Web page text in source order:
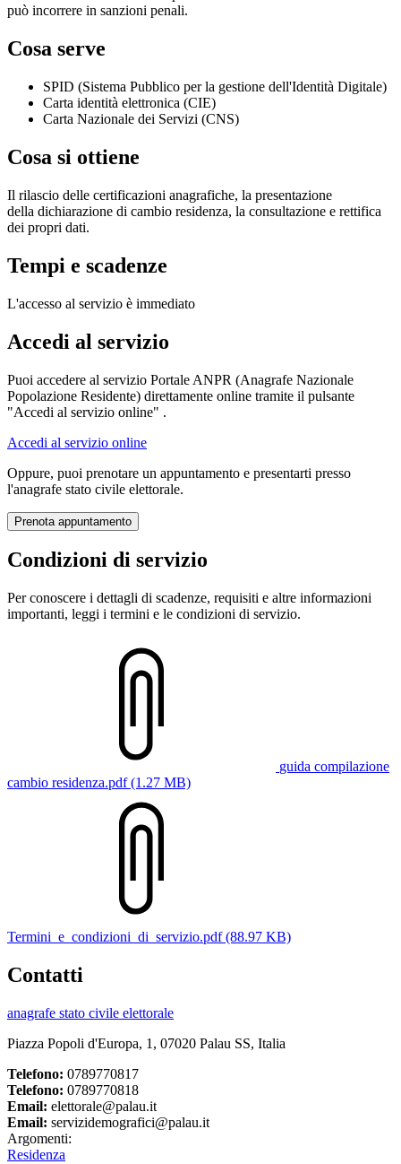
può incorrere in sanzioni penali.
Cosa serve
SPID (Sistema Pubblico per la gestione dell'Identità Digitale)
Carta identità elettronica (CIE)
Carta Nazionale dei Servizi (CNS)
Cosa si ottiene
Il rilascio delle certificazioni anagrafiche, la presentazione
della dichiarazione di cambio residenza, la consultazione e rettifica
dei propri dati.
Tempi e scadenze
L'accesso al servizio è immediato
Accedi al servizio
Puoi accedere al servizio Portale ANPR (Anagrafe Nazionale
Popolazione Residente) direttamente online tramite il pulsante
"Accedi al servizio online" .
Accedi al servizio online
Oppure, puoi prenotare un appuntamento e presentarti presso
l'anagrafe stato civile elettorale.
Prenota appuntamento
Condizioni di servizio
Per conoscere i dettagli di scadenze, requisiti e altre informazioni
importanti, leggi i termini e le condizioni di servizio.
guida compilazione
cambio residenza.pdf (1.27 MB)
Termini_e_condizioni_di_servizio.pdf (88.97 KB)
Contatti
anagrafe stato civile elettorale
Piazza Popoli d'Europa, 1, 07020 Palau SS, Italia
Telefono: 0789770817
Telefono: 0789770818
Email: elettorale@palau.it
Email: servizidemografici@palau.it
Argomenti:
Residenza